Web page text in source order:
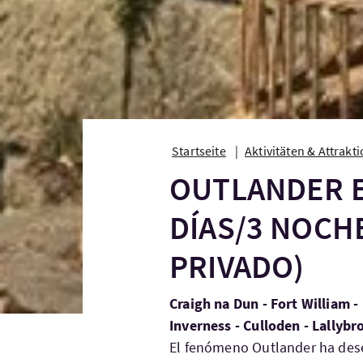
Startseite Aktivitäten &
OUTLANDER
DÍAS/3
PRIVADO)
Craigh na Dun - Fort William
Inverness - Culloden -
El fenómeno Outlander ha